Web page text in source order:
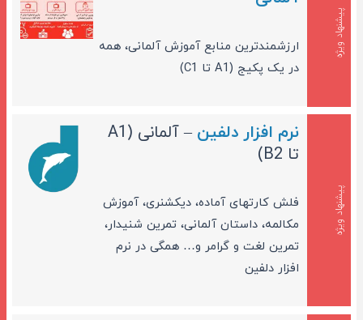
پیشنهاد ویژه
ارزشمندترین منابع آموزش آلمانی، همه
در یک پکیج (A1 تا C1)
پیشنهاد ویژه
نرم افزار دلفین
– آلمانی (A1
تا B2)
فلش کارتهای آماده، دیکشنری، آموزش
مکالمه، داستان آلمانی، تمرین شنیدار،
تمرین لغت و گرامر و… همگی در نرم
افزار دلفین